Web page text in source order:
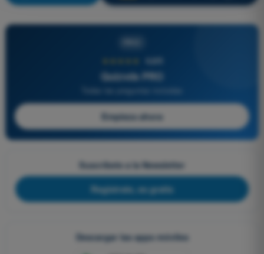
4,6/5
Quizvds PRO
Empieza ahora
Suscríbete a la Newsletter
Regístrate, es gratis
Descargar las apps móviles